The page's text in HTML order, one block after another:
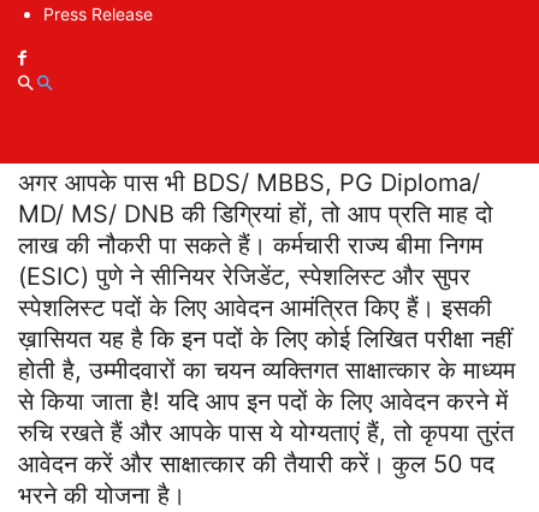
Press Release
A Great Opportunity to Get a
Government Job: कुल 50 पद भरने
अगर आपके पास भी BDS/ MBBS, PG Diploma/
MD/ MS/ DNB की डिग्रियां हों, तो आप प्रति माह दो
लाख की नौकरी पा सकते हैं। कर्मचारी राज्य बीमा निगम
(ESIC) पुणे ने सीनियर रेजिडेंट, स्पेशलिस्ट और सुपर
स्पेशलिस्ट पदों के लिए आवेदन आमंत्रित किए हैं। इसकी
ख़ासियत यह है कि इन पदों के लिए कोई लिखित परीक्षा नहीं
होती है, उम्मीदवारों का चयन व्यक्तिगत साक्षात्कार के माध्यम
से किया जाता है! यदि आप इन पदों के लिए आवेदन करने में
रुचि रखते हैं और आपके पास ये योग्यताएं हैं, तो कृपया तुरंत
आवेदन करें और साक्षात्कार की तैयारी करें। कुल 50 पद
भरने की योजना है।